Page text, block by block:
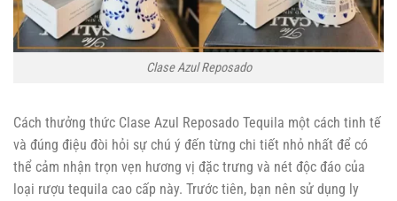
Clase Azul Reposado
Cách thưởng thức Clase Azul Reposado Tequila một cách tinh tế
và đúng điệu đòi hỏi sự chú ý đến từng chi tiết nhỏ nhất để có
thể cảm nhận trọn vẹn hương vị đặc trưng và nét độc đáo của
loại rượu tequila cao cấp này. Trước tiên, bạn nên sử dụng ly